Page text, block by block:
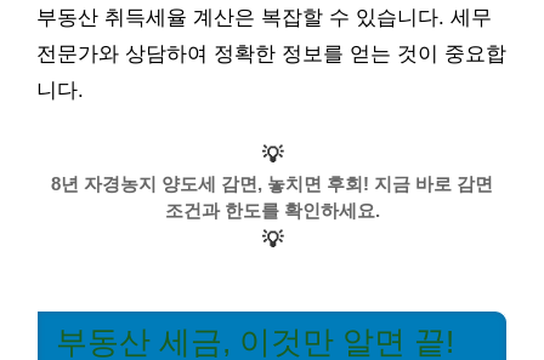
부동산 취득세율 계산은 복잡할 수 있습니다. 세무
전문가와 상담하여 정확한 정보를 얻는 것이 중요합
니다.
💡
8년 자경농지 양도세 감면, 놓치면 후회! 지금 바로 감면
조건과 한도를 확인하세요.
💡
부동산 세금, 이것만 알면 끝!